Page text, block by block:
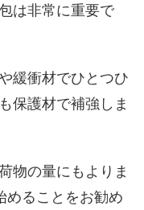
は非常に重要で
緩衝材でひとつひ
保護材で補強しま
物の量にもよりま
めることをお勧め